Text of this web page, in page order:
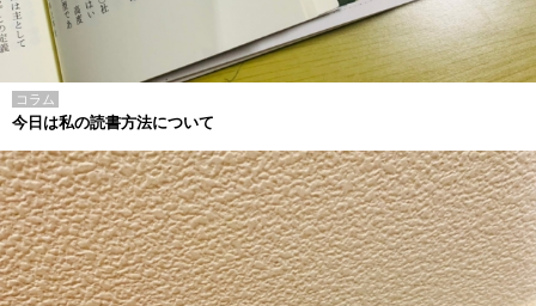
コラム
今日は私の読書方法について